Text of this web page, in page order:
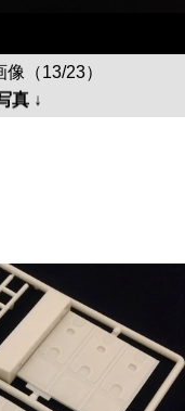
（13/23）
真 ↓